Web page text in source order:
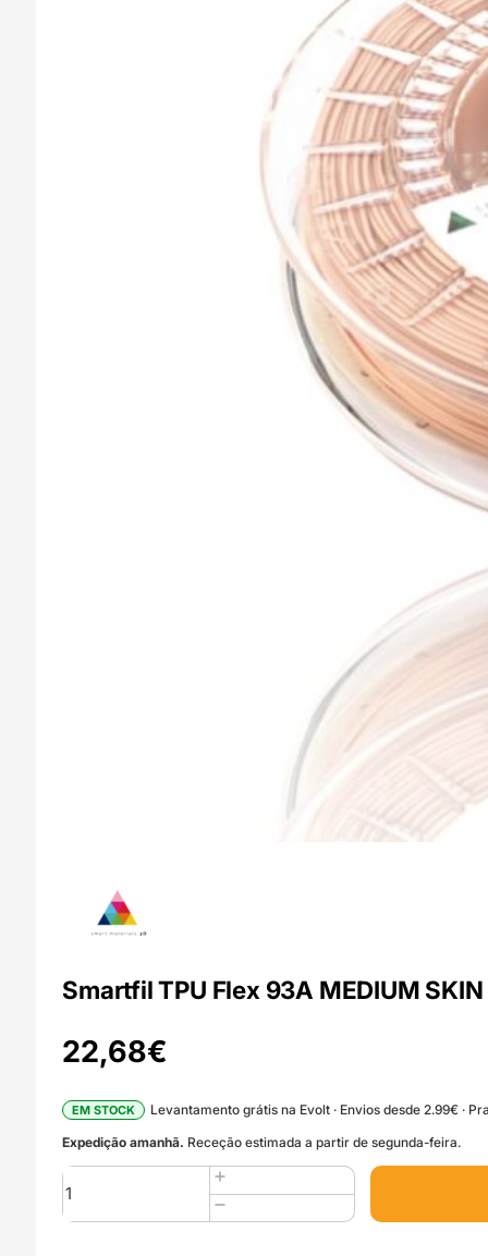
Smartfil TPU Flex 93A MEDIUM
22,68€
EM STOCK
Levantamento grátis na Evolt · Envios desde 2.99€ ·
Expedição amanhã. Receção estimada a partir de segunda-feira.
Quantidade
de
Smartfil